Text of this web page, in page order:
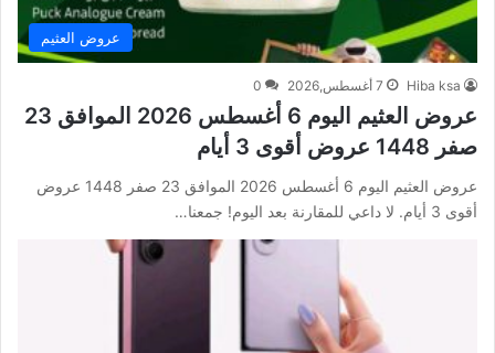
عروض العثيم
Hiba ksa 7 أغسطس,2026 0
عروض العثيم اليوم 6 أغسطس 2026 الموافق 23
صفر 1448 عروض أقوى 3 أيام
عروض العثيم اليوم 6 أغسطس 2026 الموافق 23 صفر 1448 عروض
أقوى 3 أيام. لا داعي للمقارنة بعد اليوم! جمعنا…